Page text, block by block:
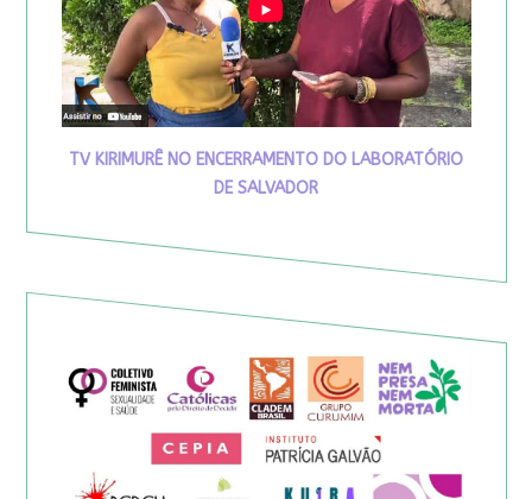
TV KIRIMURÊ NO ENCERRAMENTO DO LABORATÓRIO
DE SALVADOR